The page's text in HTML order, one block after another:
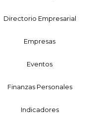
Directorio Empresarial
Empresas
Eventos
Finanzas Personales
Indicadores